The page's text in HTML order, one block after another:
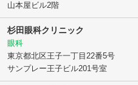
山本屋ビル2階
杉田眼科クリニック
眼科
東京都北区王子一丁目22番5号
サンプレー王子ビル201号室